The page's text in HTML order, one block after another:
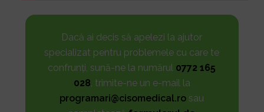
Dacă ai decis să apelezi la ajutor
specializat pentru problemele cu care te
confrunți, sună-ne la numărul 0772 165
028, trimite-ne un e-mail la
programari@cisomedical.ro sau